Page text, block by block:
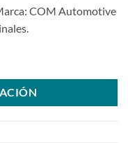
COM Automotive